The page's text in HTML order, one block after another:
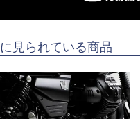
見られている商品